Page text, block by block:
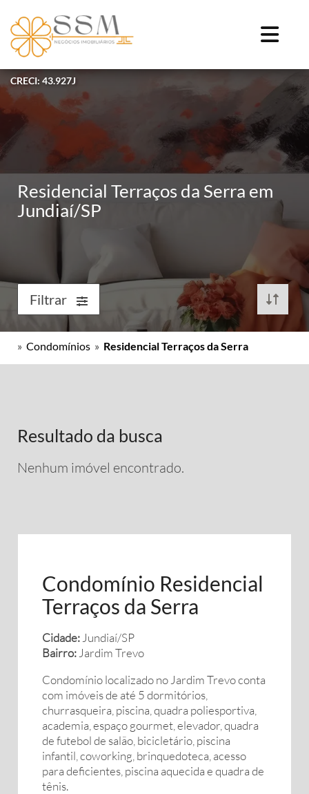
CRECI: 43.927J
Residencial Terraços da Serra em
Jundiaí/SP
Filtrar
» Condomínios » Residencial Terraços da Serra
Resultado da busca
Nenhum imóvel encontrado.
Condomínio Residencial
Terraços da Serra
Cidade: Jundiaí/SP
Bairro: Jardim Trevo
Condomínio localizado no Jardim Trevo conta
com imóveis de até 5 dormitórios,
churrasqueira, piscina, quadra poliesportiva,
academia, espaço gourmet, elevador, quadra
de futebol de salão, bicicletário, piscina
infantil, coworking, brinquedoteca, acesso
para deficientes, piscina aquecida e quadra de
tênis.